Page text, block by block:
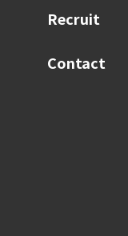
Recruit
Contact